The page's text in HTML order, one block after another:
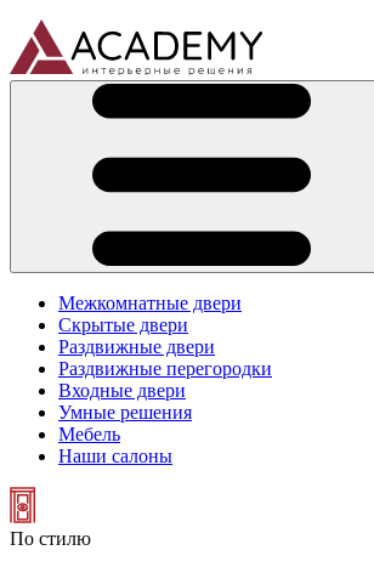
Межкомнатные двери
Скрытые двери
Раздвижные двери
Раздвижные перегородки
Входные двери
Умные решения
Мебель
Наши салоны
По стилю